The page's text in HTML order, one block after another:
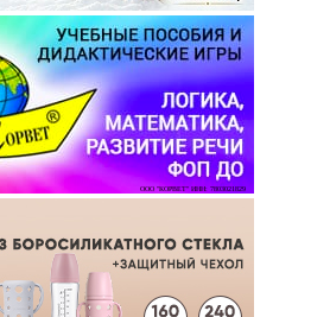
ООО "КОРВЕТ" ИНН: 7803021829